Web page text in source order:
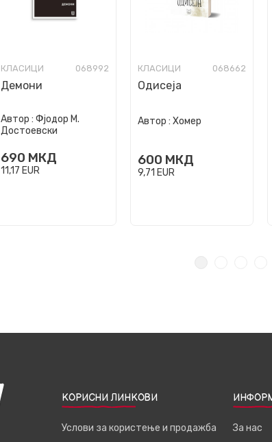
КЛАСИЦИ 068992
Демони
Автор : Фјодор М.
Достоевски
690 МКД
11,17 EUR
КЛАСИЦИ 068662
Одисеја
Автор : Хомер
600 МКД
9,71 EUR
КОРИСНИ ЛИНКОВИ
Услови за користење и продажба
За нас